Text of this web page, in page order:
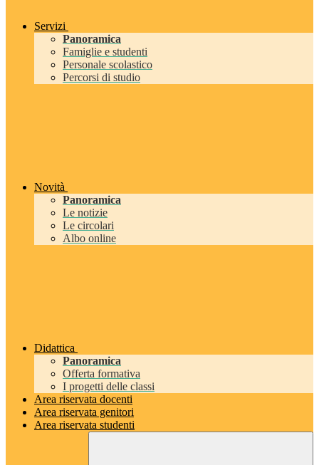
Servizi
Panoramica
Famiglie e studenti
Personale scolastico
Percorsi di studio
Novità
Panoramica
Le notizie
Le circolari
Albo online
Didattica
Panoramica
Offerta formativa
I progetti delle classi
Area riservata docenti
Area riservata genitori
Area riservata studenti